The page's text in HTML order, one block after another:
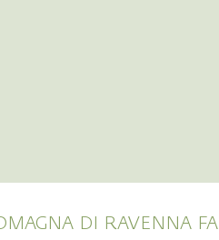
DI RAVENNA